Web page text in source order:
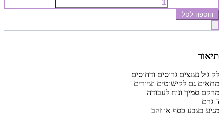
הוספה לסל
תיאור
לק ג׳ל נצנצים גרוסים ודחוסים
מתאים גם לקישוטים וציורים
מרקם סמיך ונוח לעבודה
5 גרם
מגיע בצבע כסף או זהב